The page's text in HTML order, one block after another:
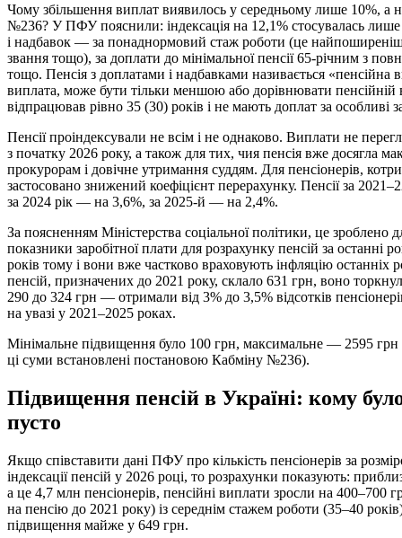
Чому збільшення виплат виявилось у середньому лише 10%, а
№236? У ПФУ пояснили: індексація на 12,1% стосувалась лише
і надбавок — за понаднормовий стаж роботи (це
звання тощо), за доплати до мінімальної пенсії 65-річним з
тощо. Пенсія з доплатами і надбавками називається
виплата, може бути тільки меншою або дорівнювати
відпрацював рівно 35 (30) років і не мають доплат за особливі
Пенсії проіндексували не всім і не однаково. Виплати не
з початку 2026 року, а також для тих, чия пенсія вже досягла
прокурорам і довічне утримання суддям. Для пенсіонерів,
застосовано знижений коефіцієнт перерахунку. Пенсії за
за 2024 рік — на 3,6%, за 2025-й — на 2,4%.
За поясненням Міністерства соціальної політики, це
показники заробітної плати для розрахунку пенсій за останні
років тому і вони вже частково враховують інфляцію останніх
пенсій, призначених до 2021 року, склало 631 грн, воно
290 до 324 грн — отримали від 3% до 3,5% відсотків
на увазі у 2021–2025 роках.
Мінімальне підвищення було 100 грн, максимальне — 2595
ці суми встановлені постановою Кабміну №236).
Підвищення пенсій в Україні: кому
пусто
Якщо співставити дані ПФУ про кількість пенсіонерів за
індексації пенсій у 2026 році, то розрахунки показують:
а це 4,7 млн пенсіонерів, пенсійні виплати зросли на
на пенсію до 2021 року) із середнім стажем роботи (35–40
підвищення майже у 649 грн.